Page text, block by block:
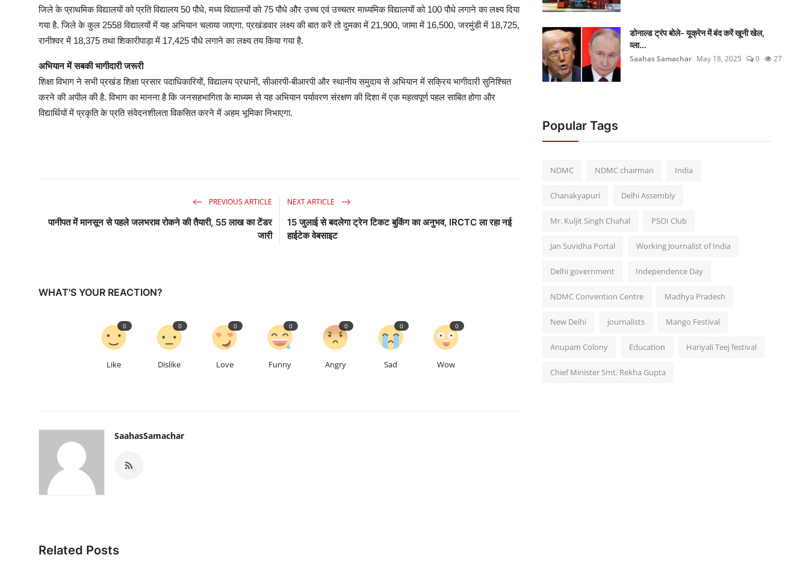
जिले के प्राथमिक विद्यालयों को प्रति विद्यालय 50 पौधे, मध्य विद्यालयों को 75 पौधे और उच्च एवं उच्चतर माध्यमिक विद्यालयों को 100 पौधे लगाने का लक्ष्य दिया
गया है. जिले के कुल 2558 विद्यालयों में यह अभियान चलाया जाएगा. प्रखंडवार लक्ष्य की बात करें तो दुमका में 21,900, जामा में 16,500, जरमुंडी में 18,725,
रानीश्वर में 18,375 तथा शिकारीपाड़ा में 17,425 पौधे लगाने का लक्ष्य तय किया गया है.
अभियान में सबकी भागीदारी जरूरी
शिक्षा विभाग ने सभी प्रखंड शिक्षा प्रसार पदाधिकारियों, विद्यालय प्रधानों, सीआरपी-बीआरपी और स्थानीय समुदाय से अभियान में सक्रिय भागीदारी सुनिश्चित
करने की अपील की है. विभाग का मानना है कि जनसहभागिता के माध्यम से यह अभियान पर्यावरण संरक्षण की दिशा में एक महत्वपूर्ण पहल साबित होगा और
विद्यार्थियों में प्रकृति के प्रति संवेदनशीलता विकसित करने में अहम भूमिका निभाएगा.
PREVIOUS ARTICLE
पानीपत में मानसून से पहले जलभराव रोकने की तैयारी, 55 लाख का टेंडर
जारी
NEXT ARTICLE
15 जुलाई से बदलेगा ट्रेन टिकट बुकिंग का अनुभव, IRCTC ला रहा नई
हाईटेक वेबसाइट
WHAT'S YOUR REACTION?
Like
0
Dislike
0
Love
0
Funny
0
Angry
0
Sad
0
Wow
0
SaahasSamachar
Related Posts
डोनाल्ड ट्रंप बोले- यूक्रेन में बंद करें खूनी खेल,
व्ला...
Saahas Samachar May 18, 2025 0 27
Popular Tags
NDMC NDMC chairman India
Chanakyapuri Delhi Assembly
Mr. Kuljit Singh Chahal PSOI Club
Jan Suvidha Portal Working Journalist of India
Delhi government Independence Day
NDMC Convention Centre Madhya Pradesh
New Delhi journalists Mango Festival
Anupam Colony Education Hariyali Teej festival
Chief Minister Smt. Rekha Gupta